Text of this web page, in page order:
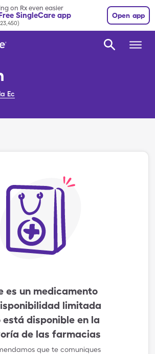
on Rx even easier
SingleCare app Open app
Ec
es un medicamento
limitada
está disponible en la
de las farmacias
que te comuniques